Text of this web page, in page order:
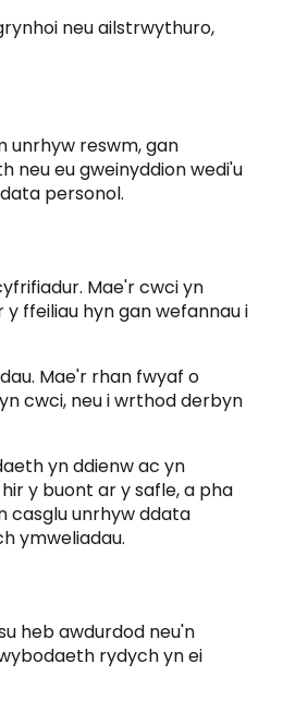
neu ailstrwythuro,
unrhyw reswm, gan
neu eu gweinyddion wedi'u
personol.
Mae'r cwci yn
ffeiliau hyn gan wefannau i
Mae'r rhan fwyaf o
cwci, neu i wrthod derbyn
yn ddienw ac yn
y buont ar y safle, a pha
casglu unrhyw ddata
ymweliadau.
heb awdurdod neu'n
rydych yn ei